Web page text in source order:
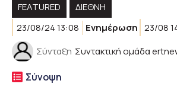
FEATURED
ΔΙΕΘΝΗ
23/08/24 13:08
Ενημέρωση 23/08
Σύνταξη Συντακτική ομάδα
Σύνοψη